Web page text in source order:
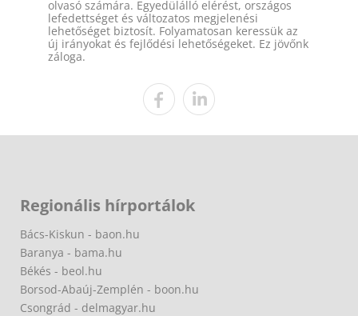
olvasó számára. Egyedülálló elérést, országos
lefedettséget és változatos megjelenési
lehetőséget biztosít. Folyamatosan keressük az
új irányokat és fejlődési lehetőségeket. Ez jövőnk
záloga.
Regionális hírportálok
Bács-Kiskun - baon.hu
Baranya - bama.hu
Békés - beol.hu
Borsod-Abaúj-Zemplén - boon.hu
Csongrád - delmagyar.hu